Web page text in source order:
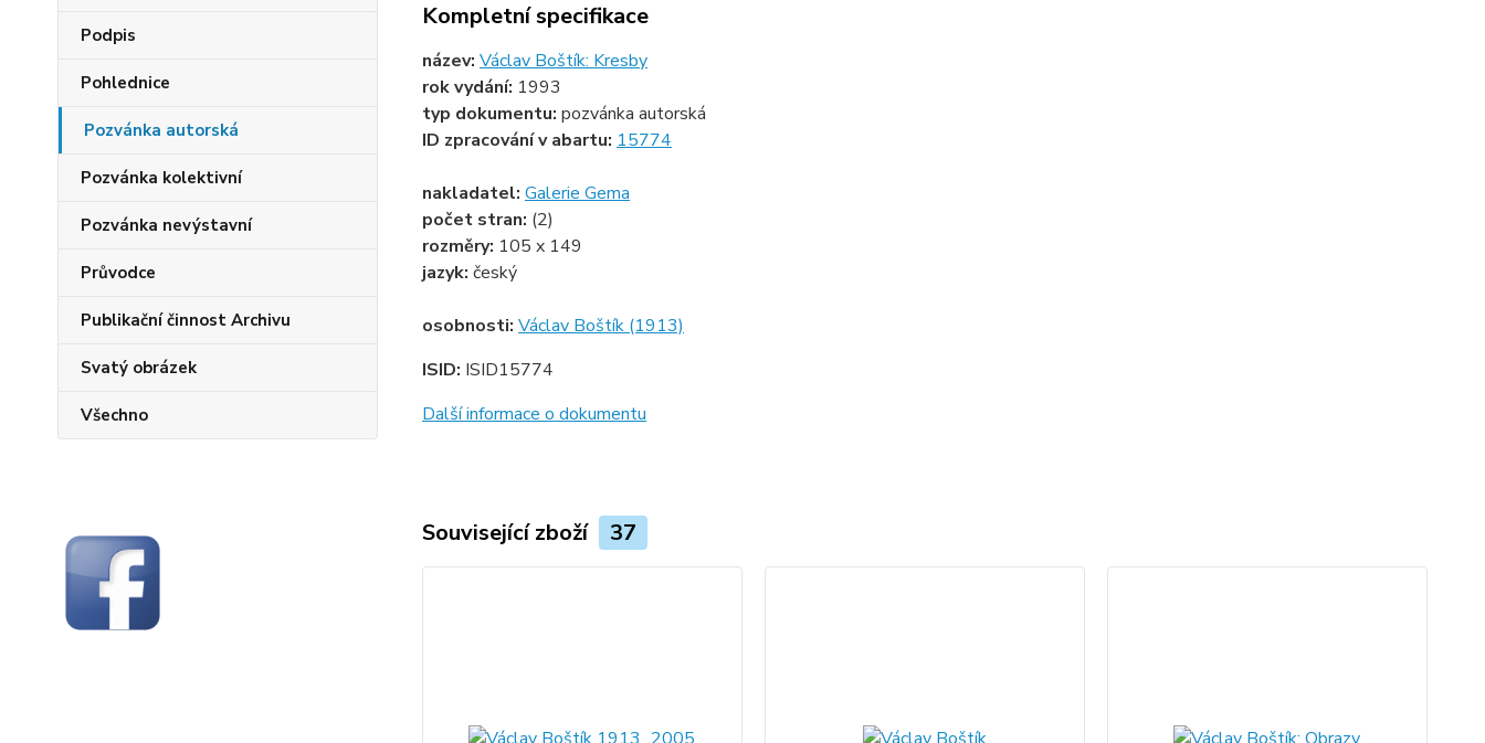
Podpis
Pohlednice
Pozvánka autorská
Pozvánka kolektivní
Pozvánka nevýstavní
Průvodce
Publikační činnost Archivu
Svatý obrázek
Všechno
Kompletní specifikace
název: Václav Boštík: Kresby
rok vydání: 1993
typ dokumentu: pozvánka autorská
ID zpracování v abartu: 15774
nakladatel: Galerie Gema
počet stran: (2)
rozměry: 105 x 149
jazyk: český
osobnosti: Václav Boštík (1913)
ISID: ISID15774
Další informace o dokumentu
Související zboží 37